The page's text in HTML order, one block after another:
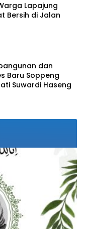
Lapajung
Bersih di Jalan
dan
Baru Soppeng
Suwardi Haseng